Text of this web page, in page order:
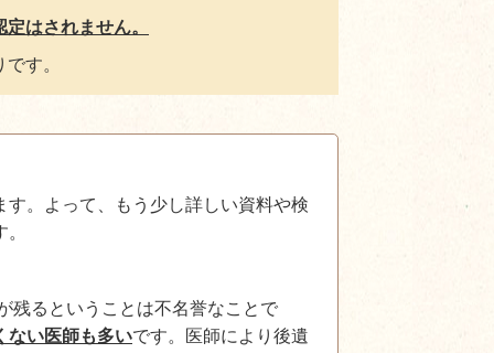
はされません。
す。
す。よって、もう少し詳しい資料や検
残るということは不名誉なことで
ない医師も多いです。医師により後遺